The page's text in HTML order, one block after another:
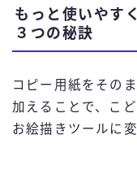
もっと使いやす
３つの秘訣
コピー用紙をその
加えることで、こ
お絵描きツールに変